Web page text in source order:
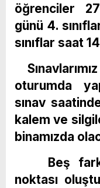
öğrenciler
günü 4.
sınıflar saat
oturumda
sınav
kalem ve
binamızda
Beş farklı
noktası